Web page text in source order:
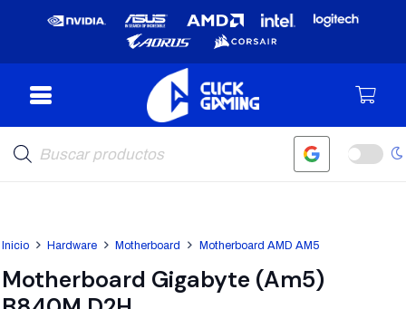
de
productos
Inicio Hardware Motherboard Motherboard AMD AM5
Motherboard Gigabyte (Am5)